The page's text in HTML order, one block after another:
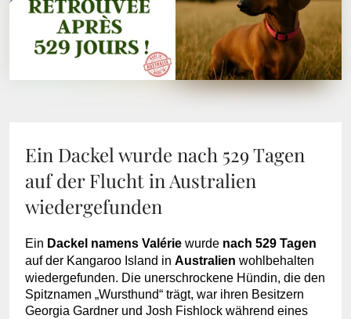
Ein Dackel wurde nach 529 Tagen
auf der Flucht in Australien
wiedergefunden
Ein Dackel namens Valérie wurde nach 529 Tagen
auf der Kangaroo Island in Australien wohlbehalten
wiedergefunden. Die unerschrockene Hündin, die den
Spitznamen „Wursthund“ trägt, war ihren Besitzern
Georgia Gardner und Josh Fishlock während eines